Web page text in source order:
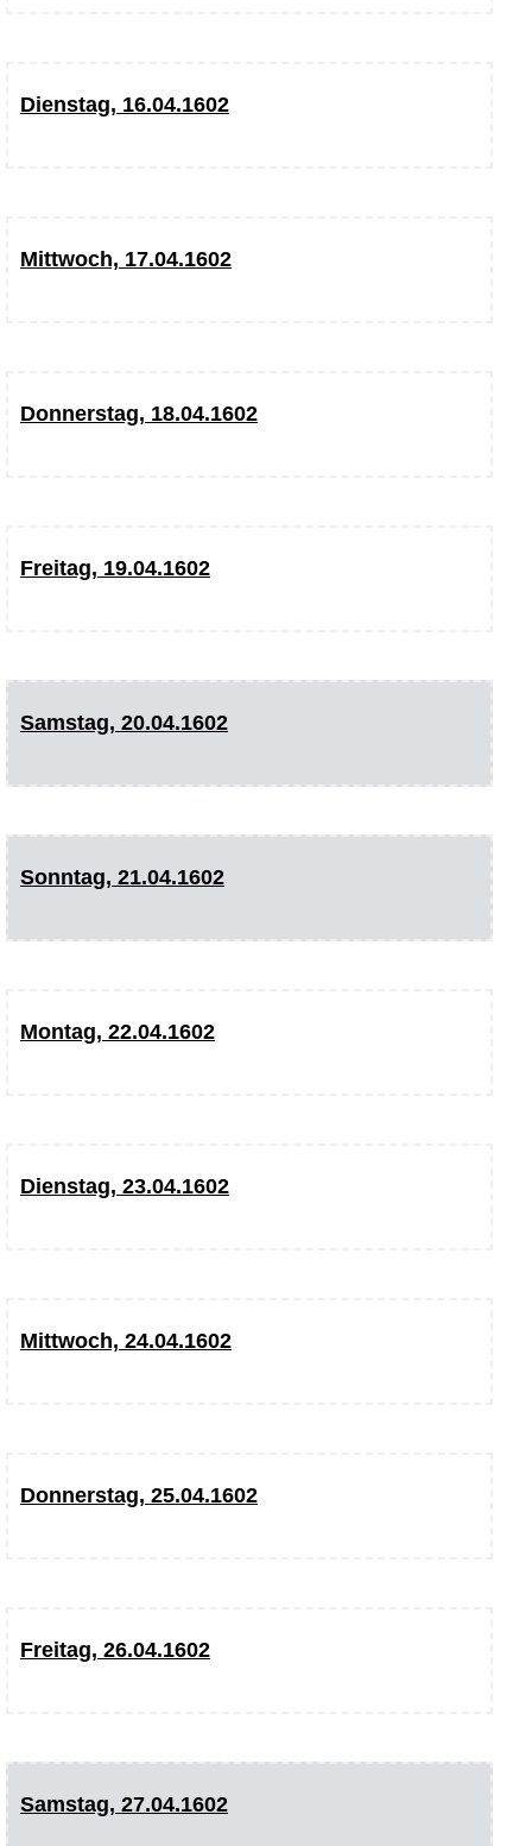
Dienstag, 16.04.1602
Mittwoch, 17.04.1602
Donnerstag, 18.04.1602
Freitag, 19.04.1602
Samstag, 20.04.1602
Sonntag, 21.04.1602
Montag, 22.04.1602
Dienstag, 23.04.1602
Mittwoch, 24.04.1602
Donnerstag, 25.04.1602
Freitag, 26.04.1602
Samstag, 27.04.1602